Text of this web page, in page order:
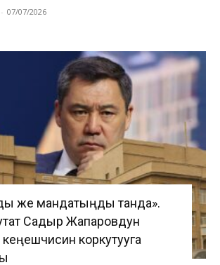
- 07/07/2026
же мандатыңды танда».
Садыр Жапаровдун
коркутууга